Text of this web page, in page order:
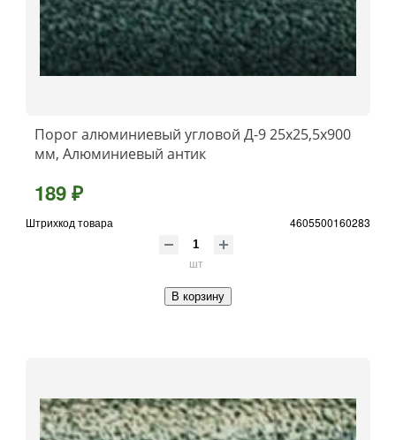
Порог алюминиевый угловой Д-9 25x25,5x900
мм, Алюминиевый антик
189 ₽
Штрихкод товара 4605500160283
шт
В корзину